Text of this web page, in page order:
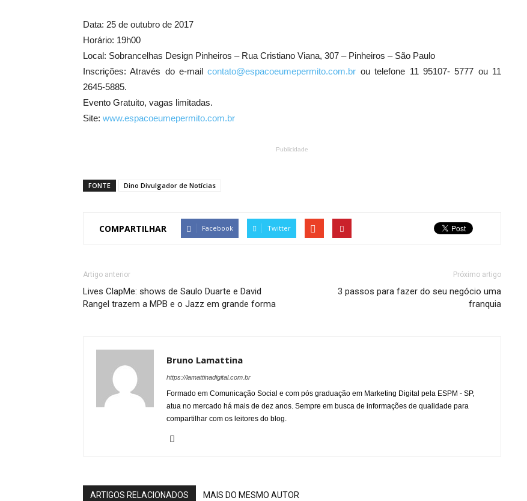
Data: 25 de outubro de 2017
Horário: 19h00
Local: Sobrancelhas Design Pinheiros – Rua Cristiano Viana, 307 – Pinheiros – São Paulo
Inscrições: Através do e-mailcontato@espacoeumepermito.com.br ou telefone 11 95107- 5777 ou 11
2645-5885.
Evento Gratuito, vagas limitadas.
Site: www.espacoeumepermito.com.br
Publicidade
FONTE Dino Divulgador de Notícias
COMPARTILHAR Facebook Twitter
Artigo anterior
Lives ClapMe: shows de Saulo Duarte e David
Rangel trazem a MPB e o Jazz em grande forma
Próximo artigo
3 passos para fazer do seu negócio uma
franquia
Bruno Lamattina
https://lamattinadigital.com.br
Formado em Comunicação Social e com pós graduação em Marketing Digital pela ESPM - SP,
atua no mercado há mais de dez anos. Sempre em busca de informações de qualidade para
compartilhar com os leitores do blog.
ARTIGOS RELACIONADOS MAIS DO MESMO AUTOR